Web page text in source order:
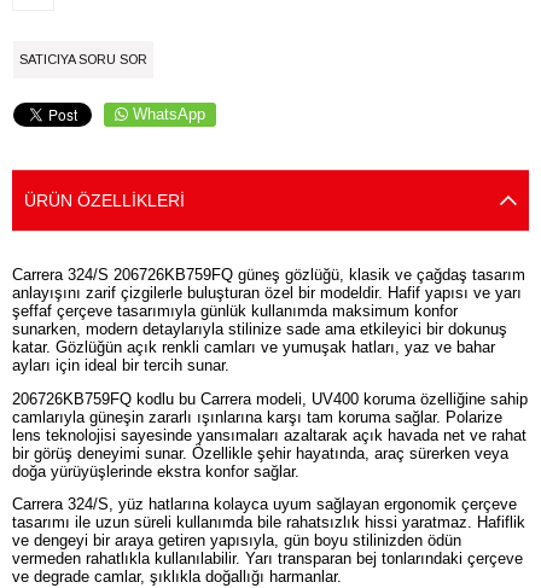
SATICIYA SORU SOR
WhatsApp
ÜRÜN ÖZELLIKLERI
Carrera 324/S 206726KB759FQ güneş gözlüğü, klasik ve çağdaş tasarım
anlayışını zarif çizgilerle buluşturan özel bir modeldir. Hafif yapısı ve yarı
şeffaf çerçeve tasarımıyla günlük kullanımda maksimum konfor
sunarken, modern detaylarıyla stilinize sade ama etkileyici bir dokunuş
katar. Gözlüğün açık renkli camları ve yumuşak hatları, yaz ve bahar
ayları için ideal bir tercih sunar.
206726KB759FQ kodlu bu Carrera modeli, UV400 koruma özelliğine sahip
camlarıyla güneşin zararlı ışınlarına karşı tam koruma sağlar. Polarize
lens teknolojisi sayesinde yansımaları azaltarak açık havada net ve rahat
bir görüş deneyimi sunar. Özellikle şehir hayatında, araç sürerken veya
doğa yürüyüşlerinde ekstra konfor sağlar.
Carrera 324/S, yüz hatlarına kolayca uyum sağlayan ergonomik çerçeve
tasarımı ile uzun süreli kullanımda bile rahatsızlık hissi yaratmaz. Hafiflik
ve dengeyi bir araya getiren yapısıyla, gün boyu stilinizden ödün
vermeden rahatlıkla kullanılabilir. Yarı transparan bej tonlarındaki çerçeve
ve degrade camlar, şıklıkla doğallığı harmanlar.